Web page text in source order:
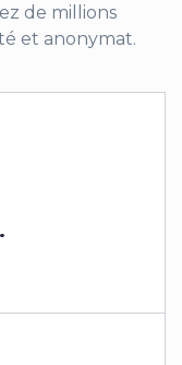
de millions
et anonymat.